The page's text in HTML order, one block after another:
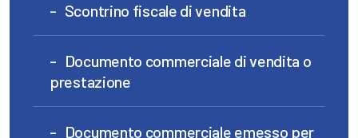
Scontrino fiscale di vendita
Documento commerciale di vendita o
prestazione
Documento commerciale emesso per